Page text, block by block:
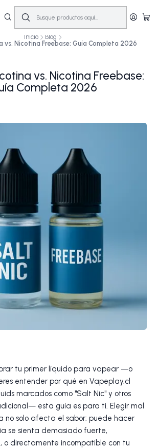
| Compra antes de las 14:00 y recíbelo el mismo
🚚💨
Inicio
Blog
vs. Nicotina Freebase: Guía Completa 2026
vs. Nicotina Freebase:
Completa 2026
tu primer líquido para vapear —o
entender por qué en Vapeplay.cl
marcados como "Salt Nic" y otros
esta guía es para ti. Elegir mal
no solo afecta el sabor: puede hacer
se sienta demasiado fuerte,
o directamente incompatible con tu